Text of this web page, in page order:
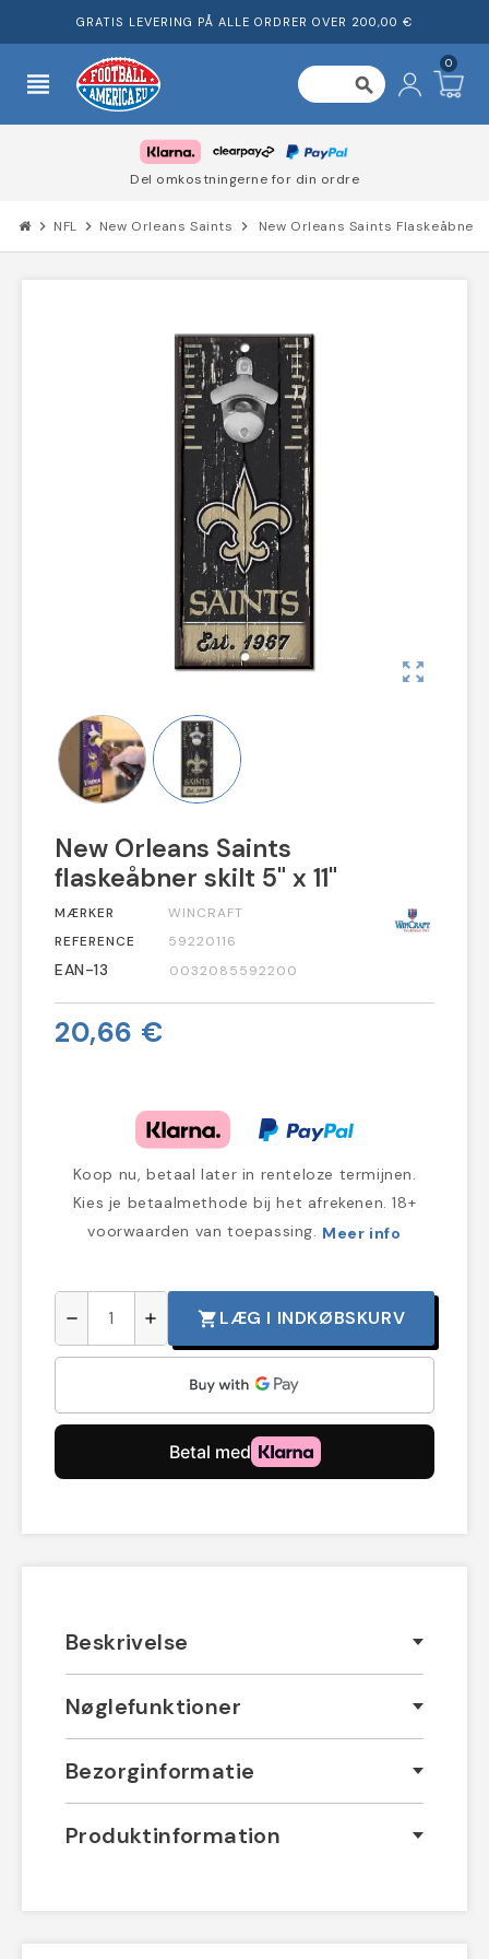
GRATIS LEVERING PÅ ALLE ORDRER OVER 200,00 €
view_headline search
0
Del omkostningerne for din ordre
chevron_right NFL chevron_right New Orleans Saints chevron_right New Orleans Saints Flaskeåbner
zoom_out_map
New Orleans Saints
flaskeåbner skilt 5" x 11"
MÆRKER
WINCRAFT
REFERENCE
59220116
EAN-13 0032085592200
20,66 €
Koop nu, betaal later in renteloze termijnen.
Kies je betaalmethode bij het afrekenen. 18+
voorwaarden van toepassing. Meer info
remove add shopping_cart LÆG I INDKØBSKURV
Beskrivelse
Nøglefunktioner
Bezorginformatie
Produktinformation